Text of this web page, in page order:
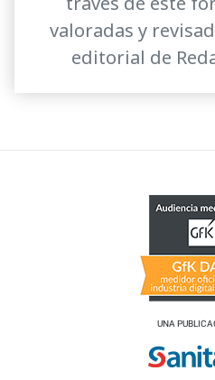
valoradas y
editorial de
UNA